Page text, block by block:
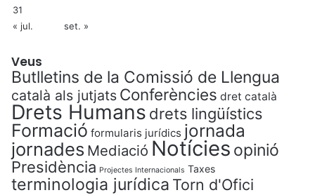
31
« jul.
set. »
Veus
Butlletins de la Comissió de Llengua
català als jutjats Conferències dret català
Drets Humans drets lingüístics
Formació formularis jurídics jornada
jornades Mediació Notícies opinió
Presidència Projectes Internacionals Taxes
terminologia jurídica Torn d'Ofici